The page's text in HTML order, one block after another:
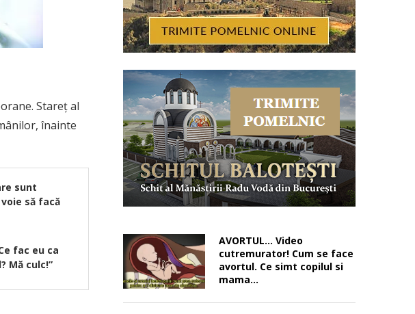
Stareț al
înainte
sunt
să facă
fac eu ca
Mă culc!”
AVORTUL… Video
cutremurator! Cum se face
avortul. Ce simt copilul si
mama…